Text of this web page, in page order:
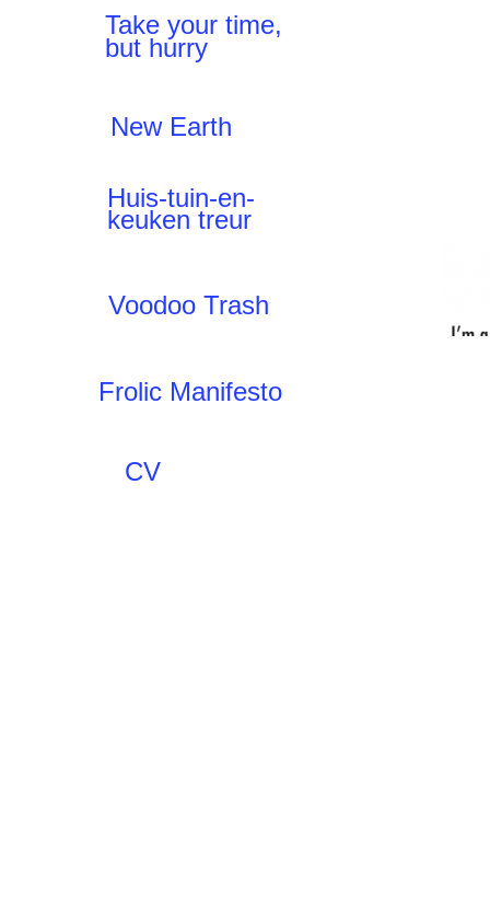
Take your time,
but hurry
New Earth
Huis-tuin-en-
keuken treur
Frolic Manifesto
Voodoo Trash
CV